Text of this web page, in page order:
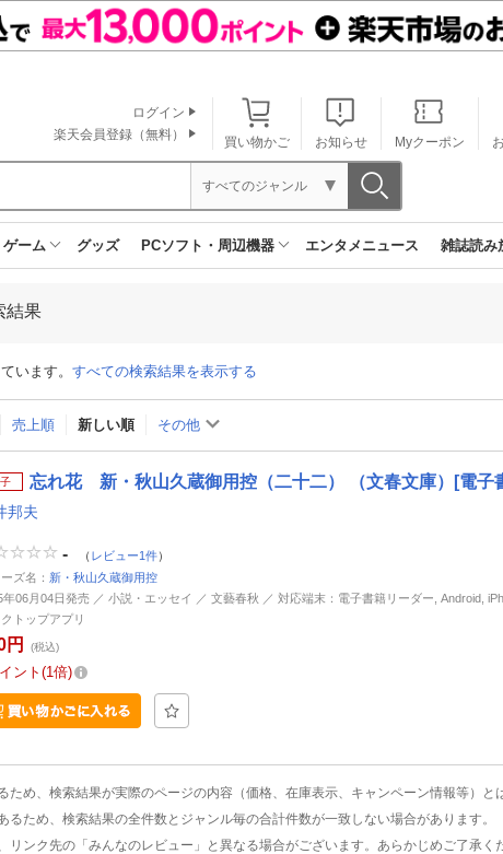
買い物かご お知らせ Myクーポン
ログイン
楽天会員登録（無料）
すべてのジャンル
ゲーム グッズ PCソフト・周辺機器 エンタメニュース 雑誌読み
結果
います。 すべての検索結果を表示する
売上順 新しい順 その他
忘れ花 新・秋山久蔵御用控（二十二） （文春文庫）[電子
邦夫
- （ レビュー1件）
ズ名： 新・秋山久蔵御用控
年06月04日発売 ／ 小説・エッセイ ／ 文藝春秋 ／ 対応端末：電子書籍リーダー, Android,
トップアプリ
円 (税込)
ント 1倍
め、検索結果が実際のページの内容（価格、在庫表示、キャンペーン情報等）と
ため、検索結果の全件数とジャンル毎の合計件数が一致しない場合があります。
ンク先の「みんなのレビュー」と異なる場合がございます。あらかじめご了承く